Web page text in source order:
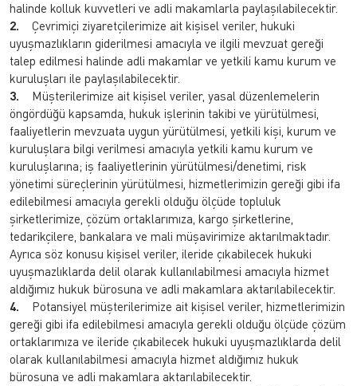
halinde kolluk kuvvetleri ve adli makamlarla paylaşılabilecektir.
2. Çevrimiçi ziyaretçilerimize ait kişisel veriler, hukuki
uyuşmazlıkların giderilmesi amacıyla ve ilgili mevzuat gereği
talep edilmesi halinde adli makamlar ve yetkili kamu kurum ve
kuruluşları ile paylaşılabilecektir.
3. Müşterilerimize ait kişisel veriler, yasal düzenlemelerin
öngördüğü kapsamda, hukuk işlerinin takibi ve yürütülmesi,
faaliyetlerin mevzuata uygun yürütülmesi, yetkili kişi, kurum ve
kuruluşlara bilgi verilmesi amacıyla yetkili kamu kurum ve
kuruluşlarına; iş faaliyetlerinin yürütülmesi/denetimi, risk
yönetimi süreçlerinin yürütülmesi, hizmetlerimizin gereği gibi ifa
edilebilmesi amacıyla gerekli olduğu ölçüde topluluk
şirketlerimize, çözüm ortaklarımıza, kargo şirketlerine,
tedarikçilere, bankalara ve mali müşavirimize aktarılmaktadır.
Ayrıca söz konusu kişisel veriler, ileride çıkabilecek hukuki
uyuşmazlıklarda delil olarak kullanılabilmesi amacıyla hizmet
aldığımız hukuk bürosuna ve adli makamlara aktarılabilecektir.
4. Potansiyel müşterilerimize ait kişisel veriler, hizmetlerimizin
gereği gibi ifa edilebilmesi amacıyla gerekli olduğu ölçüde çözüm
ortaklarımıza ve ileride çıkabilecek hukuki uyuşmazlıklarda delil
olarak kullanılabilmesi amacıyla hizmet aldığımız hukuk
bürosuna ve adli makamlara aktarılabilecektir.